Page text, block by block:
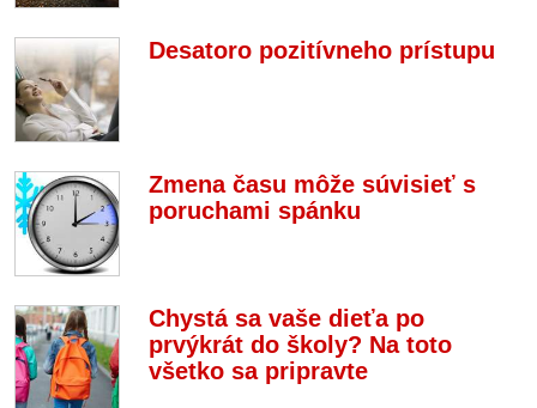
Desatoro pozitívneho prístupu
Zmena času môže súvisieť s
poruchami spánku
Chystá sa vaše dieťa po
prvýkrát do školy? Na toto
všetko sa pripravte